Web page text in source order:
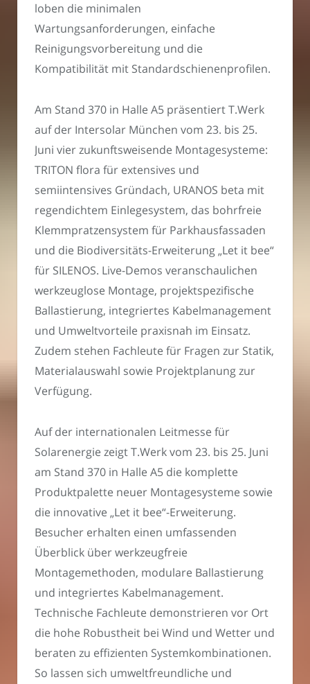
loben die minimalen
Wartungsanforderungen, einfache
Reinigungsvorbereitung und die
Kompatibilität mit Standardschienenprofilen.
Am Stand 370 in Halle A5 präsentiert T.Werk
auf der Intersolar München vom 23. bis 25.
Juni vier zukunftsweisende Montagesysteme:
TRITON flora für extensives und
semiintensives Gründach, URANOS beta mit
regendichtem Einlegesystem, das bohrfreie
Klemmpratzensystem für Parkhausfassaden
und die Biodiversitäts-Erweiterung „Let it bee“
für SILENOS. Live-Demos veranschaulichen
werkzeuglose Montage, projektspezifische
Ballastierung, integriertes Kabelmanagement
und Umweltvorteile praxisnah im Einsatz.
Zudem stehen Fachleute für Fragen zur Statik,
Materialauswahl sowie Projektplanung zur
Verfügung.
Auf der internationalen Leitmesse für
Solarenergie zeigt T.Werk vom 23. bis 25. Juni
am Stand 370 in Halle A5 die komplette
Produktpalette neuer Montagesysteme sowie
die innovative „Let it bee“-Erweiterung.
Besucher erhalten einen umfassenden
Überblick über werkzeugfreie
Montagemethoden, modulare Ballastierung
und integriertes Kabelmanagement.
Technische Fachleute demonstrieren vor Ort
die hohe Robustheit bei Wind und Wetter und
beraten zu effizienten Systemkombinationen.
So lassen sich umweltfreundliche und